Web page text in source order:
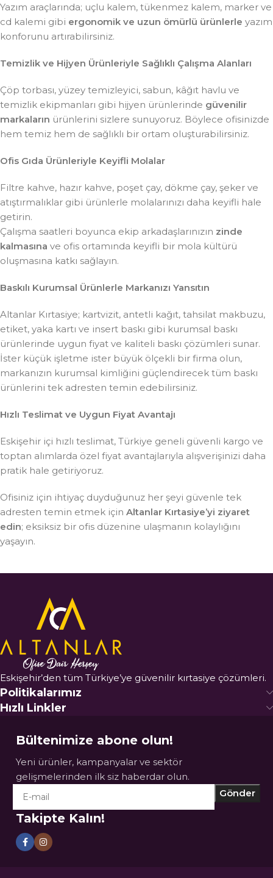
Yazım araçlarında; uçlu kalem, tükenmez kalem, marker ve
cd kalemi gibi ergonomik ve uzun ömürlü ürünlerle yazım
konforunu artırabilirsiniz.
Temizlik ve Hijyen Ürünleriyle Sağlıklı Çalışma Alanları
Çöp torbası, yüzey temizleyici, sabun, kâğıt havlu ve
temizlik ekipmanları gibi hijyen ürünlerinde güvenilir
markaların ürünlerini sizlere sunuyoruz. Böylece ofisinizde
hem temiz hem de sağlıklı bir ortam oluşturabilirsiniz.
Ofis Gıda Ürünleriyle Keyifli Molalar
Filtre kahve, hazır kahve, poşet çay, dökme çay, şeker ve
atıştırmalıklar gibi ürünlerle molalarınızı daha keyifli hale
getirin.
Çalışma saatleri boyunca ekip arkadaşlarınızın zinde
kalmasına ve ofis ortamında keyifli bir mola kültürü
oluşmasına katkı sağlayın.
Baskılı Kurumsal Ürünlerle Markanızı Yansıtın
Altanlar Kırtasiye; kartvizit, antetli kağıt, tahsilat makbuzu,
etiket, yaka kartı ve insert baskı gibi kurumsal baskı
ürünlerinde uygun fiyat ve kaliteli baskı çözümleri sunar.
İster küçük işletme ister büyük ölçekli bir firma olun,
markanızın kurumsal kimliğini güçlendirecek tüm baskı
ürünlerini tek adresten temin edebilirsiniz.
Hızlı Teslimat ve Uygun Fiyat Avantajı
Eskişehir içi hızlı teslimat, Türkiye geneli güvenli kargo ve
toptan alımlarda özel fiyat avantajlarıyla alışverişinizi daha
pratik hale getiriyoruz.
Ofisiniz için ihtiyaç duyduğunuz her şeyi güvenle tek
adresten temin etmek için Altanlar Kırtasiye’yi ziyaret
edin; eksiksiz bir ofis düzenine ulaşmanın kolaylığını
yaşayın.
Eskişehir’den tüm Türkiye’ye güvenilir kırtasiye çözümleri.
Politikalarımız
Hızlı Linkler
Bültenimize abone olun!
Yeni ürünler, kampanyalar ve sektör
gelişmelerinden ilk siz haberdar olun.
Takipte Kalın!